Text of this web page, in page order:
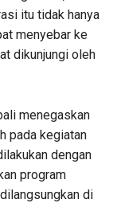
itu tidak hanya
menyebar ke
dikunjungi oleh
menegaskan
pada kegiatan
dengan
program
di